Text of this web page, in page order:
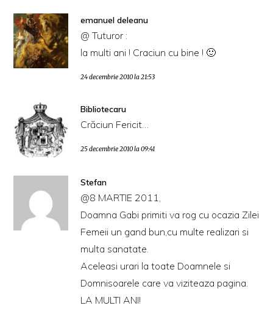
emanuel deleanu
@ Tuturor :
la multi ani ! Craciun cu bine ! 🙂
24 decembrie 2010 la 21:53
Bibliotecaru
Crăciun Fericit…
25 decembrie 2010 la 09:41
Stefan
@8 MARTIE 2011,
Doamna Gabi primiti va rog cu ocazia Zilei
Femeii un gand bun,cu multe realizari si
multa sanatate.
Aceleasi urari la toate Doamnele si
Domnisoarele care va viziteaza pagina.
LA MULTI ANI!